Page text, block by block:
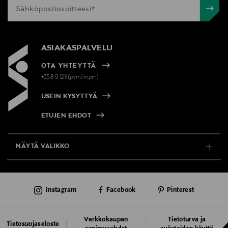
ASIAKASPALVELU
OTA YHTEYTTÄ
+358 9 1211(pvm/mpm)
USEIN KYSYTTYÄ
ETUJEN EHDOT
NÄYTÄ VALIKKO
AJANKOHTAISTA
Tietosuojaseloste
Verkkokaupan
Tietoturva ja
Instagram Facebook Pinterest